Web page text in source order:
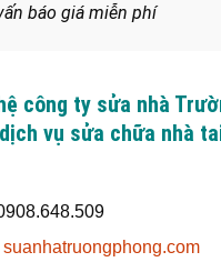
báo giá miễn phí
công ty sửa nhà
vụ sửa chữa nhà
suanhatruongphong.com